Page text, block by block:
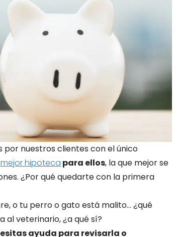
por nuestros clientes con el único
hipoteca para ellos, la que mejor se
¿Por qué quedarte con la primera
o tu perro o gato está malito… ¿qué
al veterinario, ¿a qué sí?
ayuda para revisarla o